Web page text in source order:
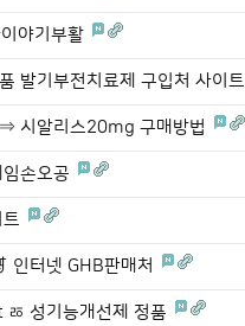
야기부활
발기부전치료제 구입처 사이트
시알리스20mg 구매방법
손오공
터넷 GHB판매처
성기능개선제 정품